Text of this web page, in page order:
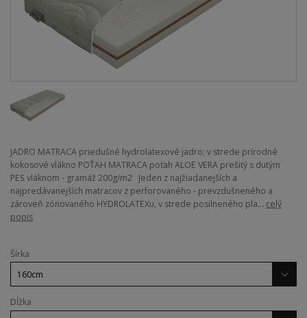
JADRO MATRACA priedušné hydrolatexové jadro; v strede prírodné
kokosové vlákno POŤAH MATRACA poťah ALOE VERA prešitý s dutým
PES vláknom - gramáž 200g/m2 Jeden z najžiadanejších a
najpredávanejších matracov z perforovaného - prevzdušneného a
zároveň zónovaného HYDROLATEXu, v strede posilneného pla... celý
popis
Šírka
Dĺžka